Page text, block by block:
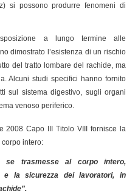
si possono produrre fenomeni di
a lungo termine alle
dimostrato l’esistenza di un rischio
del tratto lombare del rachide, ma
Alcuni studi specifici hanno fornito
sul sistema digestivo, sugli organi
venoso periferico.
2008 Capo III Titolo VIII fornisce la
intero:
se trasmesse al corpo intero,
la sicurezza dei lavoratori, in